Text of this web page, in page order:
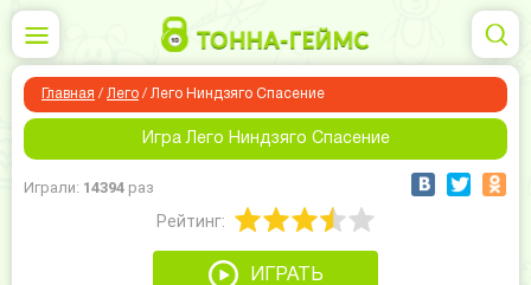
Главная / Лего / Лего Ниндзяго Спасение
Игра Лего Ниндзяго Спасение
Играли: 14394 раз
Рейтинг:
ИГРАТЬ